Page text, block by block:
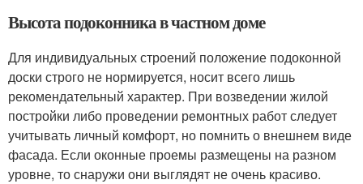
Высота подоконника в частном доме
Для индивидуальных строений положение подоконной
доски строго не нормируется, носит всего лишь
рекомендательный характер. При возведении жилой
постройки либо проведении ремонтных работ следует
учитывать личный комфорт, но помнить о внешнем виде
фасада. Если оконные проемы размещены на разном
уровне, то снаружи они выглядят не очень красиво.